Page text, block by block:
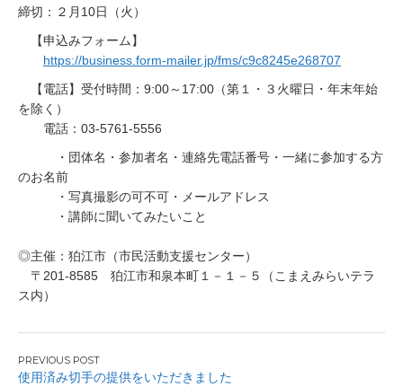
締切：２月10日（火）
【申込みフォーム】
https://business.form-mailer.jp/fms/c9c8245e268707
【電話】受付時間：9:00～17:00（第１・３火曜日・年末年始
を除く）
電話：03-5761-5556
・団体名・参加者名・連絡先電話番号・一緒に参加する方
のお名前
・写真撮影の可不可・メールアドレス
・講師に聞いてみたいこと
◎主催：狛江市（市民活動支援センター）
〒201-8585 狛江市和泉本町１－１－５（こまえみらいテラ
ス内）
投
使用済み切手の提供をいただきました